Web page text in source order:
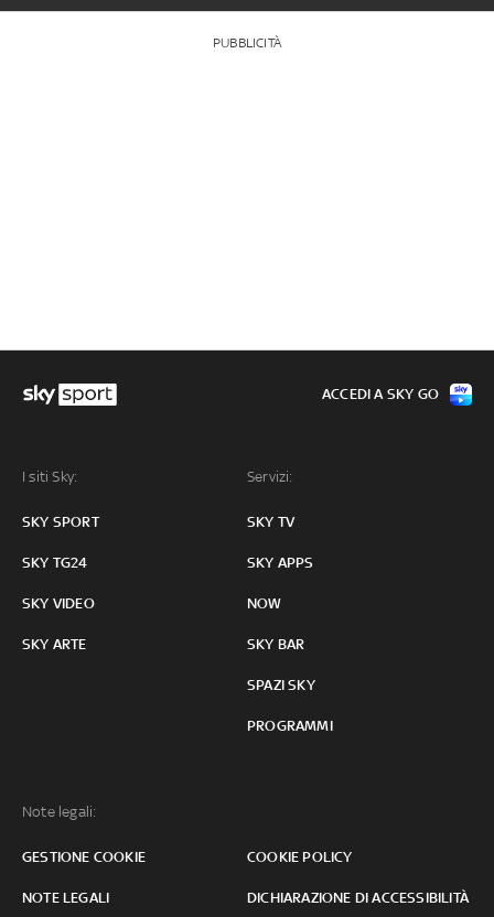
PUBBLICITÀ
I siti Sky:
SKY SPORT
SKY TG24
SKY VIDEO
SKY ARTE
Servizi:
SKY TV
SKY APPS
NOW
SKY BAR
SPAZI SKY
PROGRAMMI
Note legali:
GESTIONE COOKIE COOKIE POLICY
NOTE LEGALI DICHIARAZIONE DI ACCESSIBILITÀ
ACCEDI A SKY GO